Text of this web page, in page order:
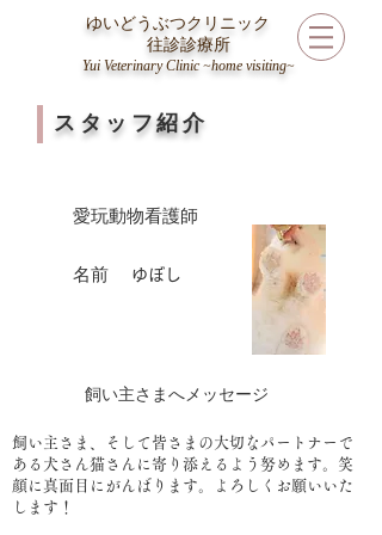
ゆいどうぶつクリニック
往診診療所
Yui Veterinary Clinic ~home visiting~
スタッフ紹介
愛玩動物看護師
名前 ゆぼし
飼い主さまへメッセージ
飼い主さま、そして皆さまの大切なパートナーで
ある犬さん猫さんに寄り添えるよう努めます。​笑
顔に真面目にがんばります。よろしくお願いいた
します！